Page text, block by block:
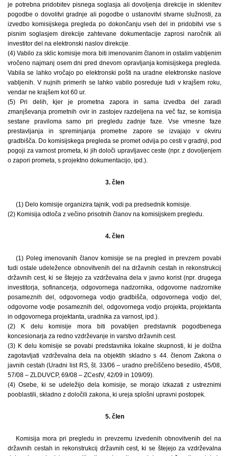
je potrebna pridobitev pisnega soglasja ali dovoljenja direkcije in sklenitev
pogodbe o dovolitvi gradnje ali pogodbe o ustanovitvi stvarne služnosti, za
izvedbo komisijskega pregleda po dokončanju vseh del in pridobitvi vse s
pisnim soglasjem direkcije zahtevane dokumentacije zaprosi naročnik ali
investitor del na elektronski naslov direkcije.
(4) Vabilo za sklic komisije mora biti imenovanim članom in ostalim vabljenim
vročeno najmanj osem dni pred dnevom opravljanja komisijskega pregleda.
Vabila se lahko vročajo po elektronski pošti na uradne elektronske naslove
vabljenih. V nujnih primerih se lahko vabilo posreduje tudi v krajšem roku,
vendar ne krajšem kot 60 ur.
(5) Pri delih, kjer je prometna zapora in sama izvedba del zaradi
zmanjševanja prometnih ovir in zastojev razdeljena na več faz, se komisija
sestane praviloma samo pri pregledu zadnje faze. Vse vmesne faze
prestavljanja in spreminjanja prometne zapore se izvajajo v okviru
gradbišča. Do komisijskega pregleda se promet odvija po cesti v gradnji, pod
pogoji za varnost prometa, ki jih določi upravljavec ceste (npr. z dovoljenjem
o zapori prometa, s projektno dokumentacijo, ipd.).
3. člen
(1) Delo komisije organizira tajnik, vodi pa predsednik komisije.
(2) Komisija odloča z večino prisotnih članov na komisijskem pregledu.
4. člen
(1) Poleg imenovanih članov komisije se na pregled in prevzem povabi
tudi ostale udeležence obnovitvenih del na državnih cestah in rekonstrukcij
državnih cest, ki se štejejo za vzdrževalna dela v javno korist (npr. drugega
investitorja, sofinancerja, odgovornega nadzornika, odgovorne nadzornike
posameznih del, odgovornega vodjo gradbišča, odgovornega vodjo del,
odgovorne vodje posameznih del, odgovornega vodjo projekta, projektanta
in odgovornega projektanta, uradnika za varnost, ipd.).
(2) K delu komisije mora biti povabljen predstavnik pogodbenega
koncesionarja za redno vzdrževanje in varstvo državnih cest.
(3) K delu komisije se povabi predstavnika lokalne skupnosti, ki je dolžna
zagotavljati vzdrževalna dela na objektih skladno s 44. členom Zakona o
javnih cestah (Uradni list RS, št. 33/06 – uradno prečiščeno besedilo, 45/08,
57/08 – ZLDUVCP, 69/08 – ZCestV, 42/09 in 109/09).
(4) Osebe, ki se udeležijo dela komisije, se morajo izkazati z ustreznimi
pooblastili, skladno z določili zakona, ki ureja splošni upravni postopek.
5. člen
Komisija mora pri pregledu in prevzemu izvedenih obnovitvenih del na
državnih cestah in rekonstrukcij državnih cest, ki se štejejo za vzdrževalna